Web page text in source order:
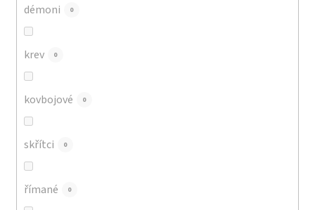
démoni 0
krev 0
kovbojové 0
skřítci 0
římané 0